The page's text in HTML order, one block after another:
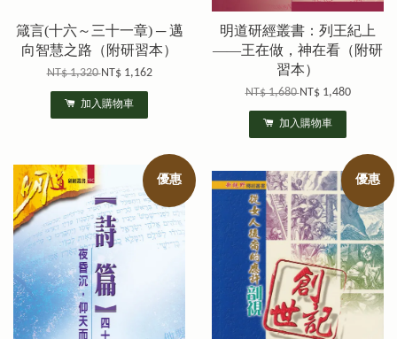
箴言(十六～三十一章) ─ 邁
向智慧之路（附研習本）
NT$ 1,320NT$ 1,162
加入購物車
明道研經叢書：列王紀上
——王在做，神在看（附研
習本）
NT$ 1,680NT$ 1,480
加入購物車
優惠 優惠